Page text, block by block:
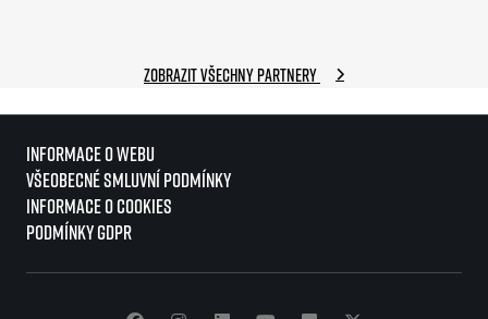
Zobrazit všechny partnery
Informace o webu
Všeobecné smluvní podmínky
Informace o cookies
Podmínky GDPR